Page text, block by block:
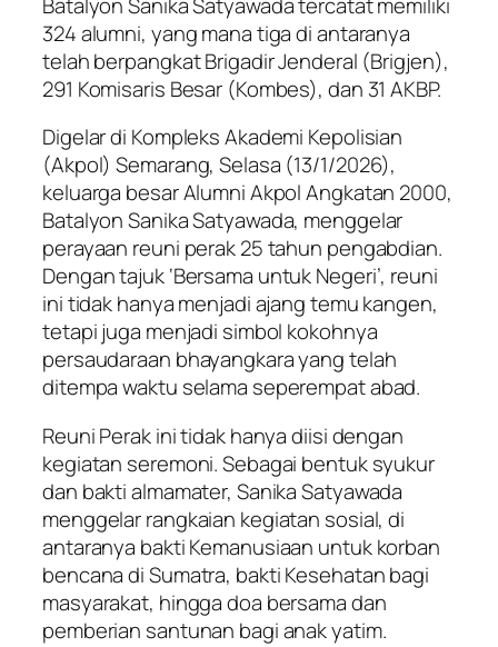
324 alumni, yang mana tiga di antaranya
telah berpangkat Brigadir Jenderal (Brigjen),
291 Komisaris Besar (Kombes), dan 31 AKBP.
Digelar di Kompleks Akademi Kepolisian
(Akpol) Semarang, Selasa (13/1/2026),
keluarga besar Alumni Akpol Angkatan 2000,
Batalyon Sanika Satyawada, menggelar
perayaan reuni perak 25 tahun pengabdian.
Dengan tajuk ‘Bersama untuk Negeri’, reuni
ini tidak hanya menjadi ajang temu kangen,
tetapi juga menjadi simbol kokohnya
persaudaraan bhayangkara yang telah
ditempa waktu selama seperempat abad.
Reuni Perak ini tidak hanya diisi dengan
kegiatan seremoni. Sebagai bentuk syukur
dan bakti almamater, Sanika Satyawada
menggelar rangkaian kegiatan sosial, di
antaranya bakti Kemanusiaan untuk korban
bencana di Sumatra, bakti Kesehatan bagi
masyarakat, hingga doa bersama dan
pemberian santunan bagi anak yatim.